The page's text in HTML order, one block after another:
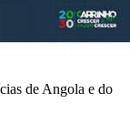
de Angola e do